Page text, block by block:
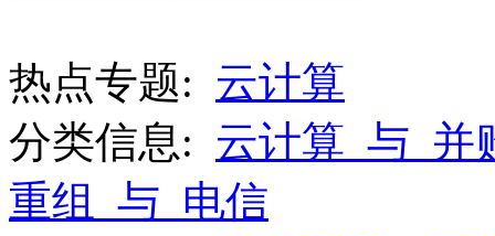
热点专题: 云计算
分类信息: 云计算_与_并
重组_与_电信